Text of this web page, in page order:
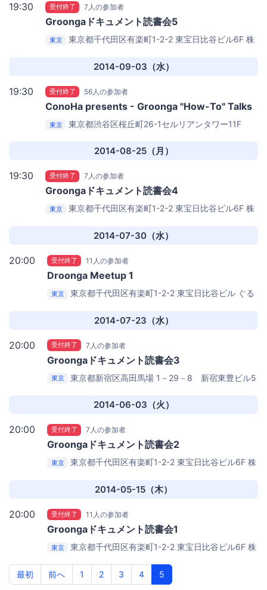
19:30 受付終了 7人の参加者
Groongaドキュメント読書会5
東京 東京都千代田区有楽町1-2-2 東宝日比谷ビル6F 株
2014-09-03（水）
19:30 受付終了 56人の参加者
ConoHa presents - Groonga "How-To" Talks
東京
東京都渋谷区桜丘町26-1セルリアンタワー11F
2014-08-25（月）
19:30 受付終了 7人の参加者
Groongaドキュメント読書会4
東京 東京都千代田区有楽町1-2-2 東宝日比谷ビル6F 株
2014-07-30（水）
20:00 受付終了 11人の参加者
Droonga Meetup 1
東京 東京都千代田区有楽町1-2-2 東宝日比谷ビル ぐる
2014-07-23（水）
20:00 受付終了 7人の参加者
Groongaドキュメント読書会3
東京
東京都新宿区高田馬場 1－29－8 新宿東豊ビル5
2014-06-03（火）
20:00 受付終了 7人の参加者
Groongaドキュメント読書会2
東京 東京都千代田区有楽町1-2-2 東宝日比谷ビル6F 株
2014-05-15（木）
20:00 受付終了 11人の参加者
Groongaドキュメント読書会1
東京 東京都千代田区有楽町1-2-2 東宝日比谷ビル6F 株
定）
最初 前へ 1 2 3 4 5